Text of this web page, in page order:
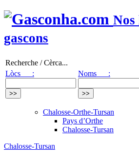
gascons
Recherche / Cèrca...
Lòcs :
Noms :
Chalosse-Orthe-Tursan
Pays d’Orthe
Chalosse-Tursan
Chalosse-Tursan